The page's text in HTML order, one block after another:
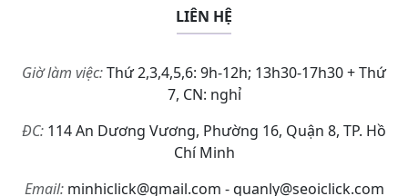
LIÊN HỆ
Giờ làm việc:Thứ 2,3,4,5,6: 9h-12h; 13h30-17h30 + Thứ
7, CN: nghỉ
ĐC: 114 An Dương Vương, Phường 16, Quận 8, TP. Hồ
Chí Minh
Email:minhiclick@gmail.com - quanly@seoiclick.com